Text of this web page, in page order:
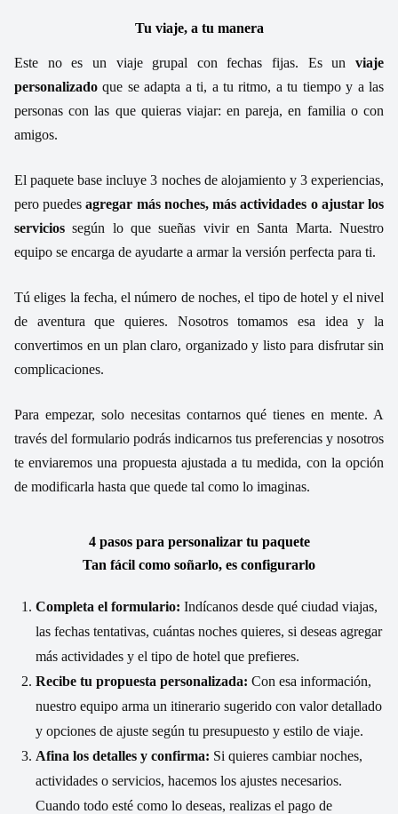
Tu viaje, a tu manera
Este no es un viaje grupal con fechas fijas. Es un viaje
personalizado que se adapta a ti, a tu ritmo, a tu tiempo y a las
personas con las que quieras viajar: en pareja, en familia o con
amigos.
El paquete base incluye 3 noches de alojamiento y 3 experiencias,
pero puedesagregar más noches, más actividades o ajustar los
servicios según lo que sueñas vivir en Santa Marta. Nuestro
equipo se encarga de ayudarte a armar la versión perfecta para ti.
Tú eliges la fecha, el número de noches, el tipo de hotel y el nivel
de aventura que quieres. Nosotros tomamos esa idea y la
convertimos en un plan claro, organizado y listo para disfrutar sin
complicaciones.
Para empezar, solo necesitas contarnos qué tienes en mente. A
través del formulario podrás indicarnos tus preferencias y nosotros
te enviaremos una propuesta ajustada a tu medida, con la opción
de modificarla hasta que quede tal como lo imaginas.
4 pasos para personalizar tu paquete
Tan fácil como soñarlo, es configurarlo
Completa el formulario: Indícanos desde qué ciudad viajas,
las fechas tentativas, cuántas noches quieres, si deseas agregar
más actividades y el tipo de hotel que prefieres.
Recibe tu propuesta personalizada: Con esa información,
nuestro equipo arma un itinerario sugerido con valor detallado
y opciones de ajuste según tu presupuesto y estilo de viaje.
Afina los detalles y confirma: Si quieres cambiar noches,
actividades o servicios, hacemos los ajustes necesarios.
Cuando todo esté como lo deseas, realizas el pago de